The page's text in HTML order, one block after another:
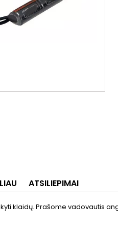
ATSILIEPIMAI
klaidų. Prašome vadovautis